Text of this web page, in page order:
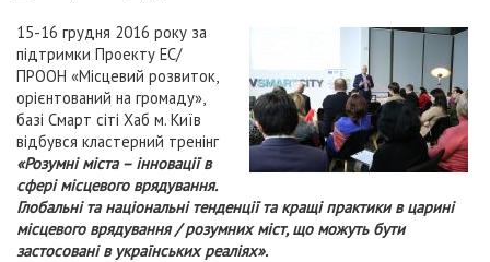
15-16 грудня 2016 року за
підтримки Проекту ЕС/
ПРООН «Місцевий розвиток,
орієнтований на громаду»,
базі Смарт сіті Хаб м. Київ
відбувся кластерний тренінг
«Розумні міста – інновації в
сфері місцевого врядування.
Глобальні та національні тенденції та кращі практики в царині
місцевого врядування / розумних міст, що можуть бути
застосовані в українських реаліях».